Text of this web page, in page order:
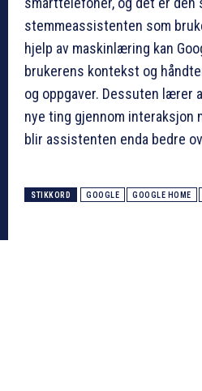
stemmeassistenten som
hjelp av maskinlæring kan
brukerens kontekst og
og oppgaver. Dessuten lærer
nye ting gjennom interaksjon
blir assistenten enda bedre
STIKKORD GOOGLE GOOGLE HOME